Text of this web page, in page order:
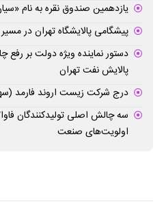
یازدهمین صندوق نقره به نام
پیشگامی پالایشگاه تهران در
دستور نماینده ویژه دولت بر
پالایش نفت تهران
درج شرکت زیست اروند فارمد
سه چالش اصلی تولیدکنندگان
اولویت‌های صنعت